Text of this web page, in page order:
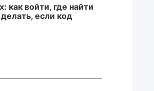
как войти, где найти
если код